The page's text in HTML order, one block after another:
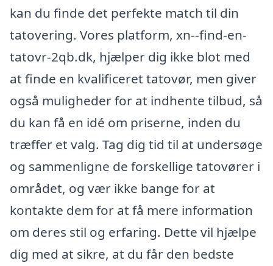
kan du finde det perfekte match til din
tatovering. Vores platform, xn--find-en-
tatovr-2qb.dk, hjælper dig ikke blot med
at finde en kvalificeret tatovør, men giver
også muligheder for at indhente tilbud, så
du kan få en idé om priserne, inden du
træffer et valg. Tag dig tid til at undersøge
og sammenligne de forskellige tatovører i
området, og vær ikke bange for at
kontakte dem for at få mere information
om deres stil og erfaring. Dette vil hjælpe
dig med at sikre, at du får den bedste